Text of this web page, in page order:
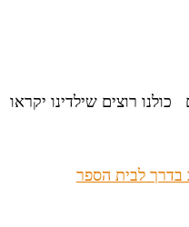
רוצים שילדינו יקראו